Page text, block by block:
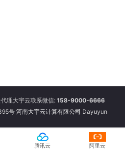
理大宇云联系微信: 158-9000-6666
号 河南大宇云计算有限公司 Dayuyun
腾讯云 阿里云